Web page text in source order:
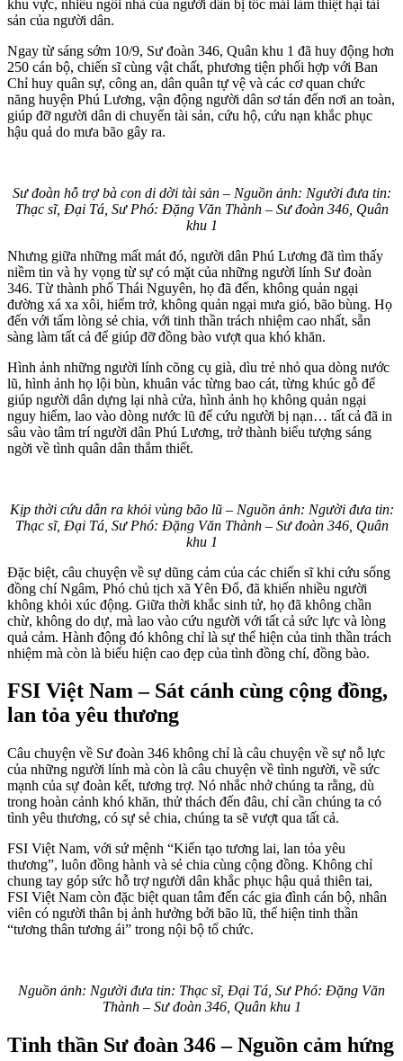
khu vực, nhiều ngôi nhà của người dân bị tốc mái làm thiệt hại tài
sản của người dân.
Ngay từ sáng sớm 10/9, Sư đoàn 346, Quân khu 1 đã huy động hơn
250 cán bộ, chiến sĩ cùng vật chất, phương tiện phối hợp với Ban
Chỉ huy quân sự, công an, dân quân tự vệ và các cơ quan chức
năng huyện Phú Lương, vận động người dân sơ tán đến nơi an toàn,
giúp đỡ người dân di chuyển tài sản, cứu hộ, cứu nạn khắc phục
hậu quả do mưa bão gây ra.
Sư đoàn hỗ trợ bà con di dời tài sản – Nguồn ảnh: Người đưa tin:
Thạc sĩ, Đại Tá, Sư Phó: Đặng Văn Thành – Sư đoàn 346, Quân
khu 1
Nhưng giữa những mất mát đó, người dân Phú Lương đã tìm thấy
niềm tin và hy vọng từ sự có mặt của những người lính Sư đoàn
346. Từ thành phố Thái Nguyên, họ đã đến, không quản ngại
đường xá xa xôi, hiểm trở, không quản ngại mưa gió, bão bùng. Họ
đến với tấm lòng sẻ chia, với tinh thần trách nhiệm cao nhất, sẵn
sàng làm tất cả để giúp đỡ đồng bào vượt qua khó khăn.
Hình ảnh những người lính cõng cụ già, dìu trẻ nhỏ qua dòng nước
lũ, hình ảnh họ lội bùn, khuân vác từng bao cát, từng khúc gỗ để
giúp người dân dựng lại nhà cửa, hình ảnh họ không quản ngại
nguy hiểm, lao vào dòng nước lũ để cứu người bị nạn… tất cả đã in
sâu vào tâm trí người dân Phú Lương, trở thành biểu tượng sáng
ngời về tình quân dân thắm thiết.
Kịp thời cứu dẫn ra khỏi vùng bão lũ – Nguồn ảnh: Người đưa tin:
Thạc sĩ, Đại Tá, Sư Phó: Đặng Văn Thành – Sư đoàn 346, Quân
khu 1
Đặc biệt, câu chuyện về sự dũng cảm của các chiến sĩ khi cứu sống
đồng chí Ngâm, Phó chủ tịch xã Yên Đổ, đã khiến nhiều người
không khỏi xúc động. Giữa thời khắc sinh tử, họ đã không chần
chừ, không do dự, mà lao vào cứu người với tất cả sức lực và lòng
quả cảm. Hành động đó không chỉ là sự thể hiện của tinh thần trách
nhiệm mà còn là biểu hiện cao đẹp của tình đồng chí, đồng bào.
FSI Việt Nam – Sát cánh cùng cộng đồng,
lan tỏa yêu thương
Câu chuyện về Sư đoàn 346 không chỉ là câu chuyện về sự nỗ lực
của những người lính mà còn là câu chuyện về tình người, về sức
mạnh của sự đoàn kết, tương trợ. Nó nhắc nhở chúng ta rằng, dù
trong hoàn cảnh khó khăn, thử thách đến đâu, chỉ cần chúng ta có
tình yêu thương, có sự sẻ chia, chúng ta sẽ vượt qua tất cả.
FSI Việt Nam, với sứ mệnh “Kiến tạo tương lai, lan tỏa yêu
thương”, luôn đồng hành và sẻ chia cùng cộng đồng. Không chỉ
chung tay góp sức hỗ trợ người dân khắc phục hậu quả thiên tai,
FSI Việt Nam còn đặc biệt quan tâm đến các gia đình cán bộ, nhân
viên có người thân bị ảnh hưởng bởi bão lũ, thể hiện tinh thần
“tương thân tương ái” trong nội bộ tổ chức.
Nguồn ảnh: Người đưa tin: Thạc sĩ, Đại Tá, Sư Phó: Đặng Văn
Thành – Sư đoàn 346, Quân khu 1
Tinh thần Sư đoàn 346 – Nguồn cảm hứng